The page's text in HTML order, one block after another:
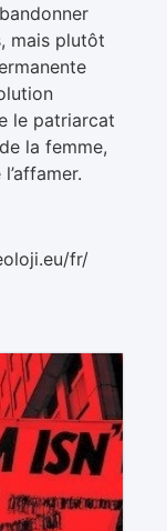
mais plutôt
le patriarcat
la femme,
fr/